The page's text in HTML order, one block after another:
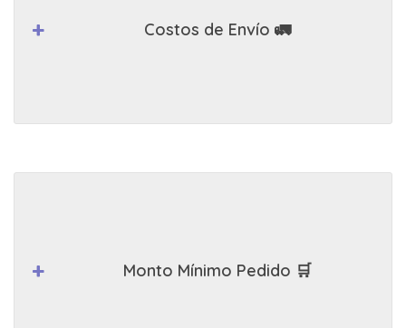
Costos de Envío 🚛
Monto Mínimo Pedido 🛒